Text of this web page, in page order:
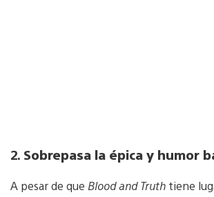
2. Sobrepasa la épica y humor
A pesar de que Blood and Truth tiene